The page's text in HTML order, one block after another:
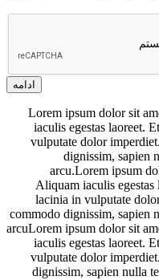
ادامه
Lorem ipsum dolor sit
iaculis egestas laoreet.
vulputate dolor
dignissim, sapien
arcu.Lorem ipsum
Aliquam iaculis egestas
lacinia in vulputate
commodo dignissim, sapien
arcuLorem ipsum dolor sit
iaculis egestas laoreet.
vulputate dolor
dignissim, sapien nulla